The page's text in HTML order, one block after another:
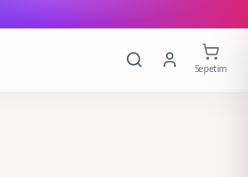
Sepetim